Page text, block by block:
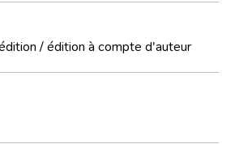
/ édition à compte d'auteur